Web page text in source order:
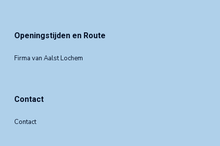
Openingstijden en Route
Firma van Aalst Lochem
Contact
Contact